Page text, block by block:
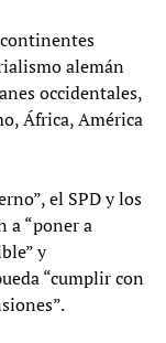
alemán
occidentales,
África, América
el SPD y los
a “poner a
y
“cumplir con